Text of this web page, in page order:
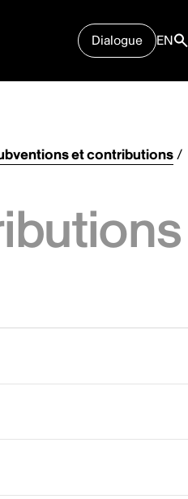
Dialogue EN
et contributions/